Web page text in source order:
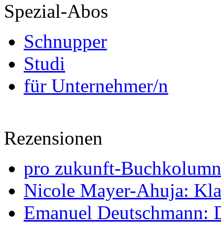
Spezial-Abos
Schnupper
Studi
für Unternehmer/n
Rezensionen
pro zukunft-
Nicole Mayer-Ahuja:
Emanuel Deutschmann: